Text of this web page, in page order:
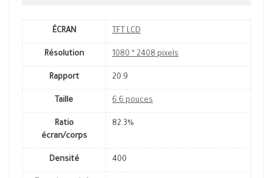
ÉCRAN TFT LCD
Résolution 1080 * 2408 pixels
Rapport 20:9
Taille 6.6 pouces
Ratio
écran/corps
82.3%
Densité 400